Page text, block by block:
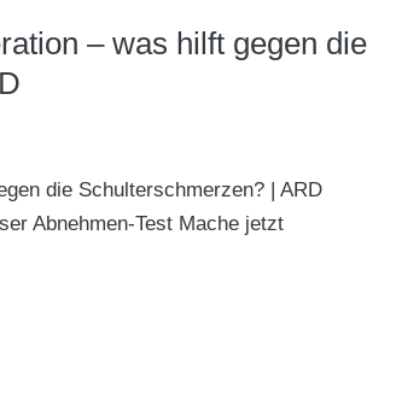
– was hilft gegen die
die Schulterschmerzen? | ARD
Abnehmen-Test Mache jetzt